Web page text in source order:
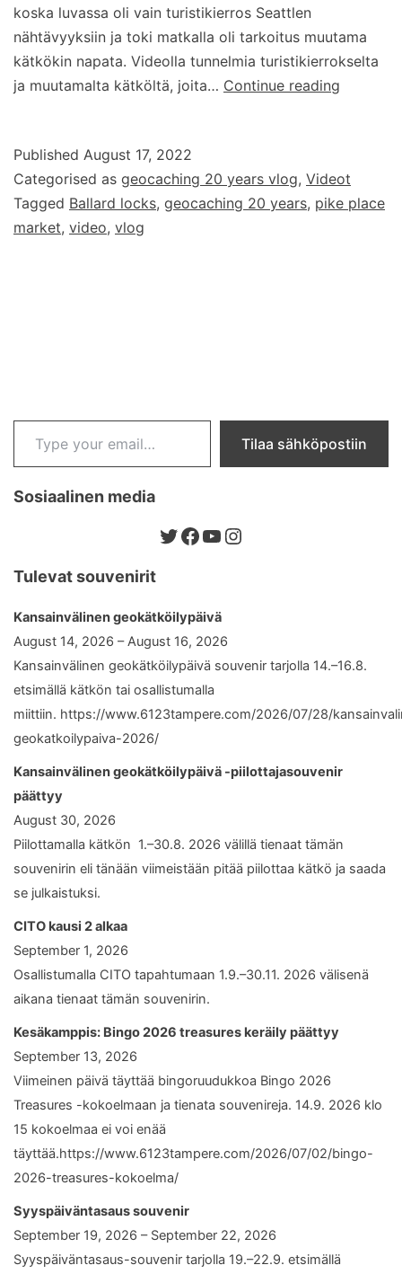
koska luvassa oli vain turistikierros Seattlen
nähtävyyksiin ja toki matkalla oli tarkoitus muutama
kätkökin napata. Videolla tunnelmia turistikierrokselta
ja muutamalta kätköltä, joita… Continue reading
vlog
–
Published August 17, 2022
Categorised as geocaching 20 years vlog, Videot
Tagged Ballard locks, geocaching 20 years, pike place
market, video, vlog
Type your email…
Tilaa sähköpostiin
Sosiaalinen media
Twitter
Facebook
YouTube
Instagram
Tulevat souvenirit
Kansainvälinen geokätköilypäivä
August 14, 2026 – August 16, 2026
Kansainvälinen geokätköilypäivä souvenir tarjolla 14.–16.8.
etsimällä kätkön tai osallistumalla
miittiin. https://www.6123tampere.com/2026/07/28/
geokatkoilypaiva-2026/
Kansainvälinen geokätköilypäivä -piilottajasouvenir
päättyy
August 30, 2026
Piilottamalla kätkön 1.–30.8. 2026 välillä tienaat tämän
souvenirin eli tänään viimeistään pitää piilottaa kätkö ja saada
se julkaistuksi.
CITO kausi 2 alkaa
September 1, 2026
Osallistumalla CITO tapahtumaan 1.9.–30.11. 2026 välisenä
aikana tienaat tämän souvenirin.
Kesäkamppis: Bingo 2026 treasures keräily päättyy
September 13, 2026
Viimeinen päivä täyttää bingoruudukkoa Bingo 2026
Treasures -kokoelmaan ja tienata souvenireja. 14.9. 2026 klo
15 kokoelmaa ei voi enää
täyttää.https://www.6123tampere.com/2026/07/02/bingo-
2026-treasures-kokoelma/
Syyspäiväntasaus souvenir
September 19, 2026 – September 22, 2026
Syyspäiväntasaus-souvenir tarjolla 19.–22.9. etsimällä